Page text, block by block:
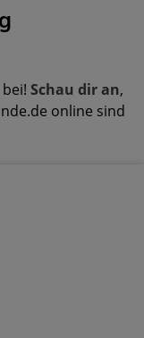
Schau dir an,
online sind